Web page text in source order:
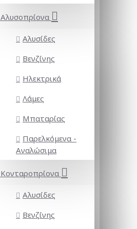
Αλυσοπρίονα
Αλυσίδες
Βενζίνης
Ηλεκτρικά
Λάμες
Μπαταρίας
Παρελκόμενα -
Αναλώσιμα
Κονταροπρίονα
Αλυσίδες
Βενζίνης